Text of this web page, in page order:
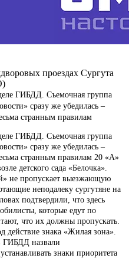
проездах Сургута
ГИБДД. Съемочная группа
сразу же убедилась –
странным правилам
ГИБДД. Съемочная группа
сразу же убедилась –
странным правилам 20 «А»
детского сада «Белочка».
не пропускает выезжающую
неподалеку сургутяне на
подтвердили, что здесь
которые едут по
что их должны пропускать.
действие знака «Жилая зона».
ГИБДД назвали
знаки приоритета